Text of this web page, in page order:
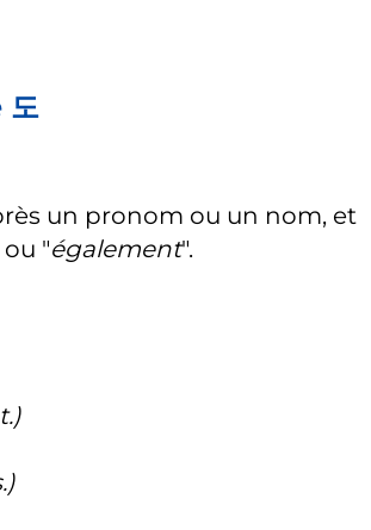
un pronom ou un nom, et
ou "également".